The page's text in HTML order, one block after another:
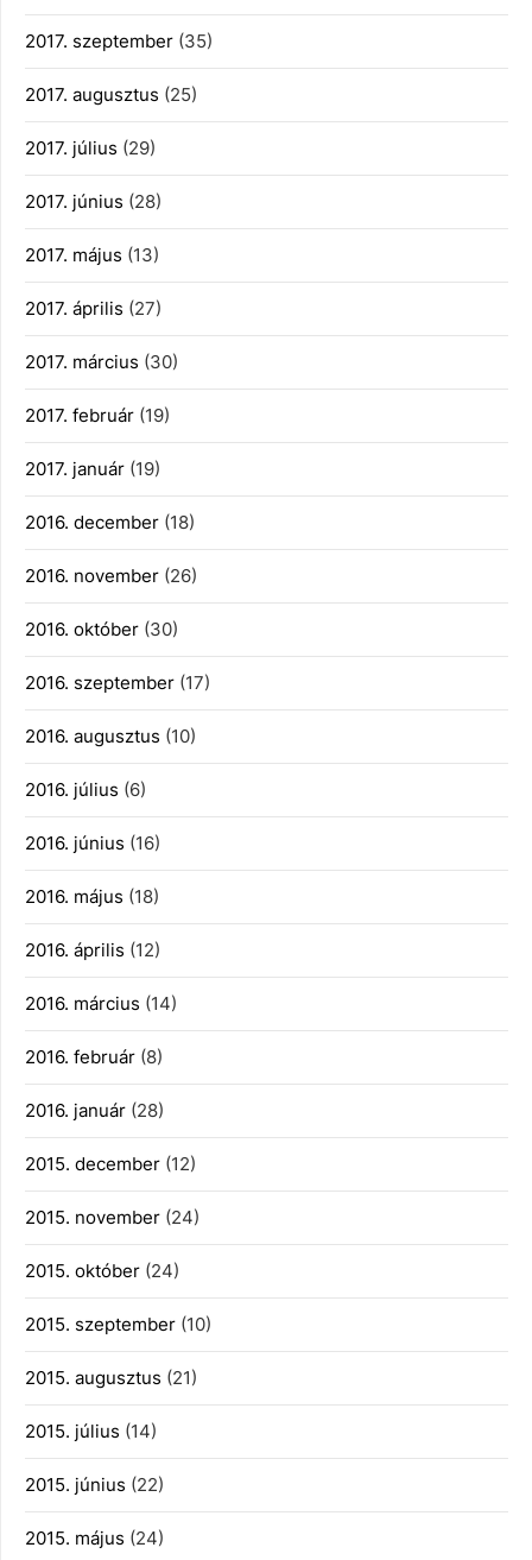
2017. szeptember (35)
2017. augusztus (25)
2017. július (29)
2017. június (28)
2017. május (13)
2017. április (27)
2017. március (30)
2017. február (19)
2017. január (19)
2016. december (18)
2016. november (26)
2016. október (30)
2016. szeptember (17)
2016. augusztus (10)
2016. július (6)
2016. június (16)
2016. május (18)
2016. április (12)
2016. március (14)
2016. február (8)
2016. január (28)
2015. december (12)
2015. november (24)
2015. október (24)
2015. szeptember (10)
2015. augusztus (21)
2015. július (14)
2015. június (22)
2015. május (24)